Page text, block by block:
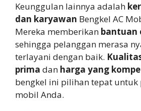
Keunggulan lainnya adalah
dan karyawan Bengkel AC
Mereka memberikan bantuan
sehingga pelanggan merasa
terlayani dengan baik.
prima dan harga yang
bengkel ini pilihan tepat untuk
mobil Anda.